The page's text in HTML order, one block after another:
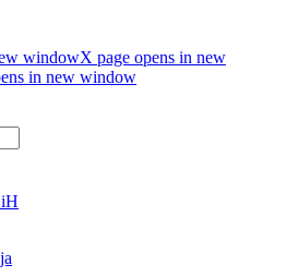
windowX page opens in new
in new window